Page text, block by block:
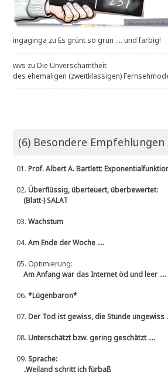
ingaginga zuEs grünt so grün .... und farbig!
wvs zuDie Unverschämtheit
des ehemaligen (zweitklassigen)
(6) Besondere Empfehlungen
01.Prof. Albert A. Bartlett:
02.Überflüssig, überteuert, überbewertet:
(Blatt-) SALAT
03.Wachstum
04.Am Ende der Woche ....
05. Optimierung:
Am Anfang war das Internet öd und leer ....
06.*Lügenbaron*
07.Der Tod ist gewiss, die Stunde ungewiss
08.Unterschätzt bzw. gering geschätzt ....
09.Sprache:
„Weiland schritt ich fürbaß